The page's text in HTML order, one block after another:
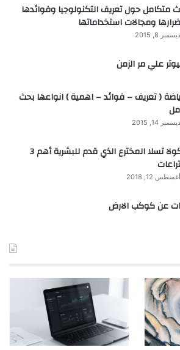
متكامل حول تعريف التكنولوجيا وفوائدها
ومجالات استخداماتها
ديسمبر 8, 2015
علي مر الزمن
( تعريف – فوائد – اهمية ) انواعها بحث
ديسمبر 14, 2015
نيكولا تسلا المخترع الذي قدم للبشرية أهم 3
أغسطس 12, 2018
عن كوكب الارض